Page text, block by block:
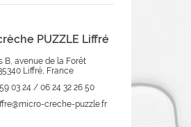
PUZZLE Liffré
B, avenue de la Forêt
Liffré, France
03 24 / 06 24 32 26 50
creche-puzzle.fr